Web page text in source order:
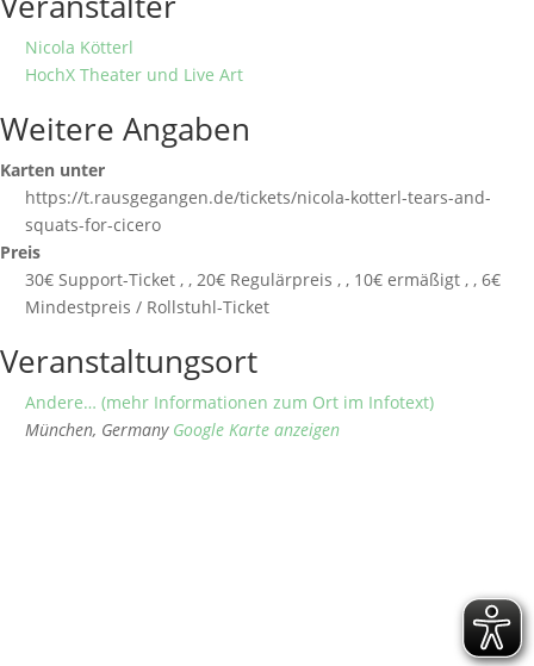
Nicola Kötterl
HochX Theater und Live Art
Weitere Angaben
Karten unter
https://t.rausgegangen.de/tickets/nicola-kotterl-tears-and-
squats-for-cicero
Preis
30€ Support-Ticket , , 20€ Regulärpreis , , 10€ ermäßigt , , 6€
Mindestpreis / Rollstuhl-Ticket
Veranstaltungsort
Andere… (mehr Informationen zum Ort im Infotext)
München, Germany Google Karte anzeigen